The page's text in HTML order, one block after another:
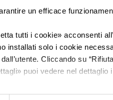
un efficace
tutti i cookie» acconsenti
installati solo i cookie
Cliccando su “
» puoi vedere nel
l'informativa sulla privacy.
Sei in:Automotive Dealer